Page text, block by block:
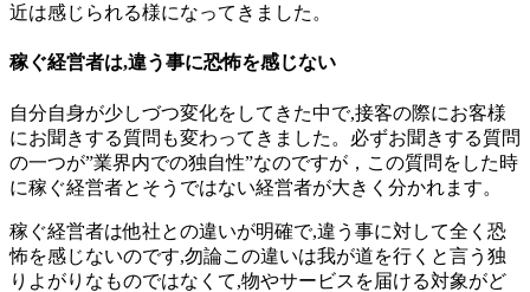
近は感じられる様になってきました。
稼ぐ経営者は,違う事に恐怖を感じない
自分自身が少しづつ変化をしてきた中で,接客の際にお客様
にお聞きする質問も変わってきました。必ずお聞きする質問
の一つが”業界内での独自性”なのですが，この質問をした時
に稼ぐ経営者とそうではない経営者が大きく分かれます。
稼ぐ経営者は他社との違いが明確で,違う事に対して全く恐
怖を感じないのです,勿論この違いは我が道を行くと言う独
りよがりなものではなくて,物やサービスを届ける対象がど